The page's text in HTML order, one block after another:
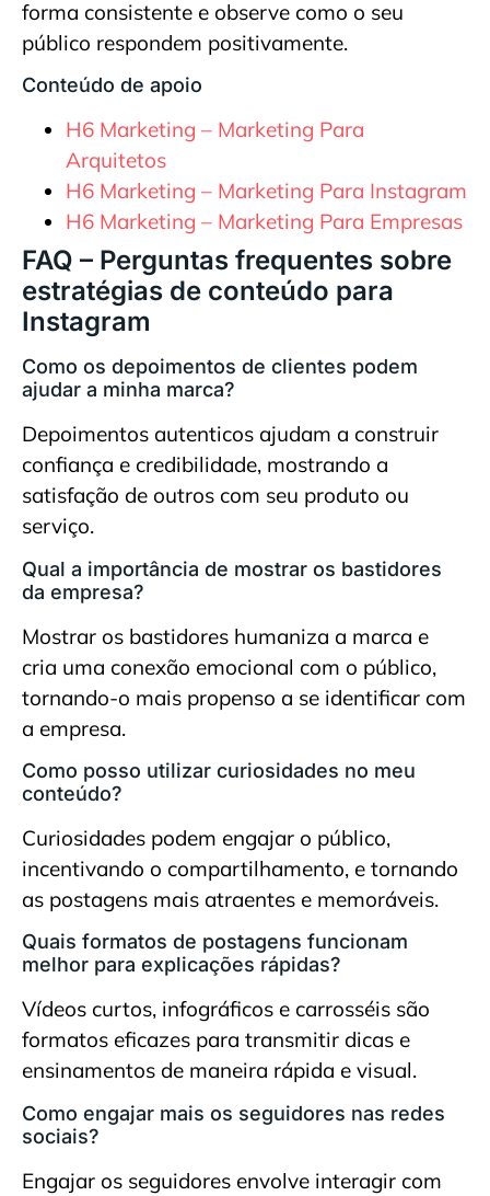
forma consistente e observe como o seu
público respondem positivamente.
Conteúdo de apoio
H6 Marketing – Marketing Para
Arquitetos
H6 Marketing – Marketing Para Instagram
H6 Marketing – Marketing Para Empresas
FAQ – Perguntas frequentes sobre
estratégias de conteúdo para
Instagram
Como os depoimentos de clientes podem
ajudar a minha marca?
Depoimentos autenticos ajudam a construir
confiança e credibilidade, mostrando a
satisfação de outros com seu produto ou
serviço.
Qual a importância de mostrar os bastidores
da empresa?
Mostrar os bastidores humaniza a marca e
cria uma conexão emocional com o público,
tornando-o mais propenso a se identificar com
a empresa.
Como posso utilizar curiosidades no meu
conteúdo?
Curiosidades podem engajar o público,
incentivando o compartilhamento, e tornando
as postagens mais atraentes e memoráveis.
Quais formatos de postagens funcionam
melhor para explicações rápidas?
Vídeos curtos, infográficos e carrosséis são
formatos eficazes para transmitir dicas e
ensinamentos de maneira rápida e visual.
Como engajar mais os seguidores nas redes
sociais?
Engajar os seguidores envolve interagir com